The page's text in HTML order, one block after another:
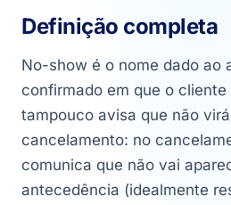
Definição completa
No-show é o nome dado ao
confirmado em que o
tampouco avisa que não
cancelamento: no
comunica que não vai
antecedência (idealmente